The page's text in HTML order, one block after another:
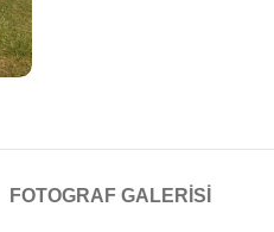
FOTOGRAF GALERISI